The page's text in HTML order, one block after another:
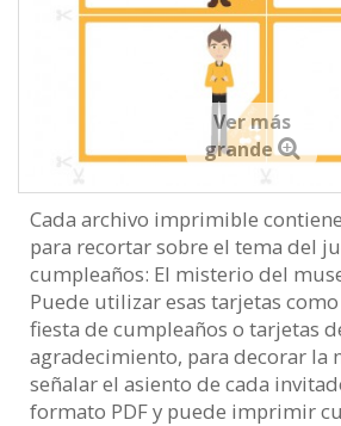
Ver más
grande
Cada archivo imprimible
para recortar sobre el tema del
cumpleaños: El misterio del
Puede utilizar esas tarjetas
fiesta de cumpleaños o tarjetas
agradecimiento, para decorar la
señalar el asiento de cada
formato PDF y puede imprimir